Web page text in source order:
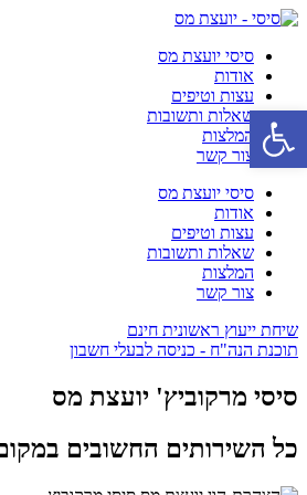
סיסי יועצת מס
אודות
עצות וטיפים
שאלות ותשובות
המלצות
צור קשר
סיסי יועצת מס
אודות
עצות וטיפים
שאלות ותשובות
המלצות
צור קשר
שיחת ייעוץ ראשונית חינם
תוכנת הנה"ח - כניסה לבעלי חשבון
סיסי מרקוביץ' יועצת מס
כל השירותים החשובים
פתח סרגל נגישות